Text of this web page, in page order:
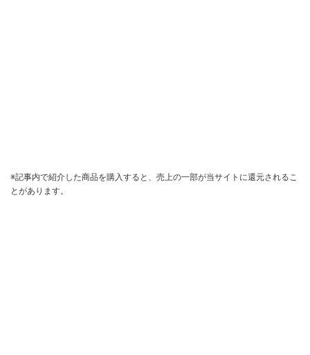
※記事内で紹介した商品を購入すると、売上の一部が当サイトに還元されるこ
とがあります。